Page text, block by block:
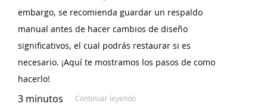
embargo, se recomienda guardar un respaldo
manual antes de hacer cambios de diseño
significativos, el cual podrás restaurar si es
necesario. ¡Aquí te mostramos los pasos de como
hacerlo!
3 minutos Continuar leyendo